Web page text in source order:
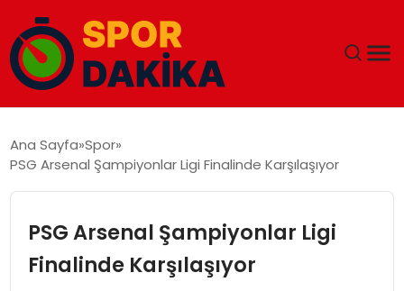
DÜNYA
EĞITIM
Ana Sayfa Spor
PSG Arsenal Şampiyonlar Ligi Finalinde Karşılaşıyor
PSG Arsenal Şampiyonlar Ligi
Finalinde Karşılaşıyor